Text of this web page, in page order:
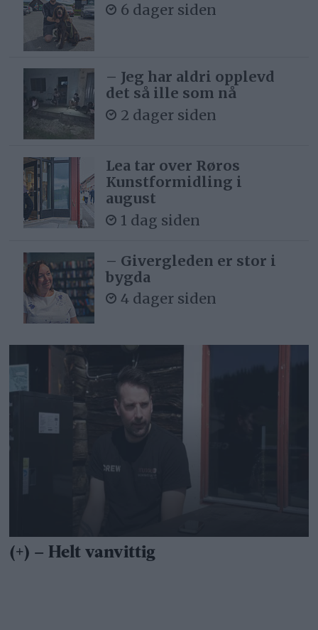
6 dager siden
– Jeg har aldri opplevd
det så ille som nå
2 dager siden
Lea tar over Røros
Kunstformidling i
august
1 dag siden
– Givergleden er stor i
bygda
4 dager siden